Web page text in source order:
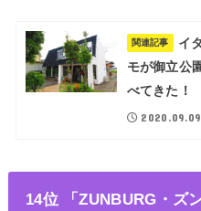
関連記事
イ
モが御立公
べてきた！
2020.09.09
14位 「ZUNBURG・ズ